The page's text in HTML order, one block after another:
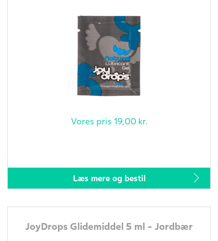
Vores pris 19,00 kr.
Læs mere og bestil
JoyDrops Glidemiddel 5 ml - Jordbær